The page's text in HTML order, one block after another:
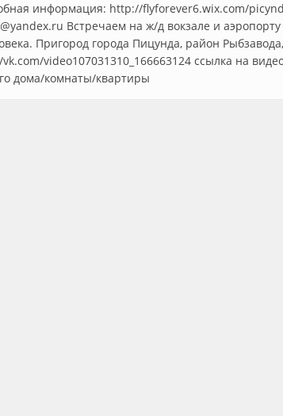
информация: http://flyforever6.wix.com/
Встречаем на ж/д вокзале и
Пригород города Пицунда, район
video107031310_166663124 ссылка на
дома/комнаты/квартиры